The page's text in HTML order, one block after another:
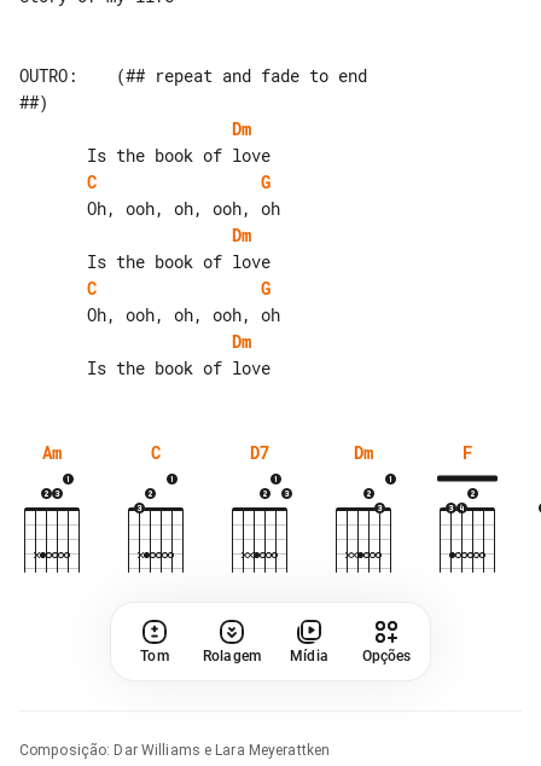
OUTRO:    (## repeat and fade to end
Dm
C
G
Dm
C
G
Dm
Am C D7 Dm F
Tom Rolagem Mídia Opções
Composição: Dar Williams e Lara Meyerattken